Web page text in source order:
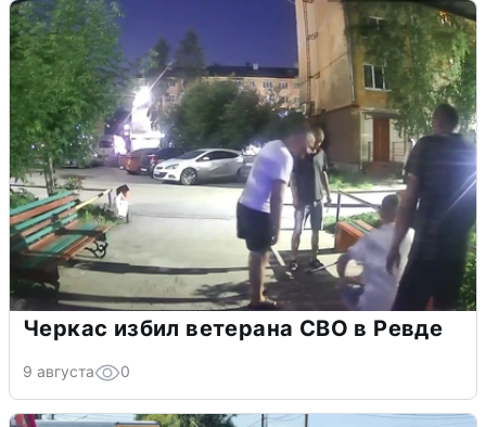
Черкас избил ветерана СВО в Ревде
9 августа 0